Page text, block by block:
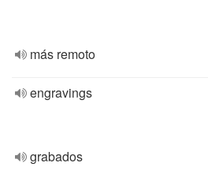
más remoto
engravings
grabados